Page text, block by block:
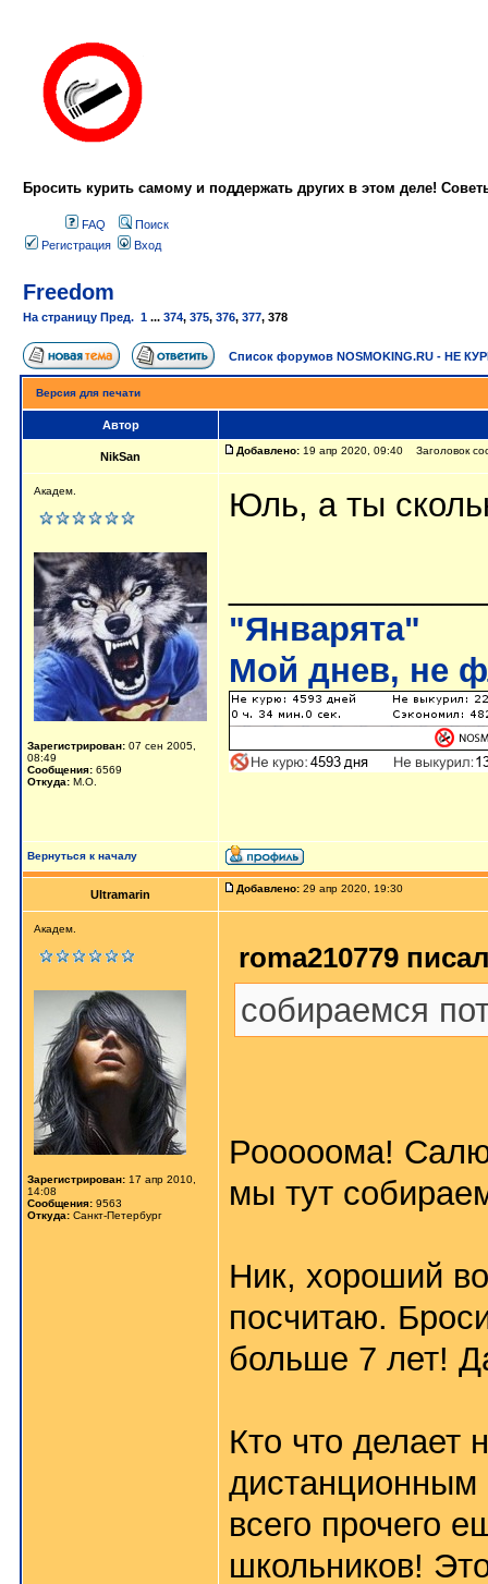
Бросить курить самому и поддержать других в этом деле!
FAQ
Поиск
Регистрация
Вход
Freedom
На страницу Пред. 1 ... 374, 375, 376, 377, 378
Список форумов NOSMOKING.RU - НЕ
Версия для печати
Автор
NikSan Добавлено: 19 апр 2020, 09:40 Заголовок
Академ.
Зарегистрирован: 07 сен 2005,
08:49
Сообщения: 6569
Откуда: М.О.
Юль, а ты
"Январята"
Мой днев, не
Вернуться к началу
Ultramarin Добавлено: 29 апр 2020, 19:30
Академ.
Зарегистрирован: 17 апр 2010,
14:08
Сообщения: 9563
Откуда: Санкт-Петербург
roma210779
собираемся
Рооооома!
мы тут
Ник, хороший
посчитаю.
больше 7 лет!
Кто что делает
всего прочего
школьников!